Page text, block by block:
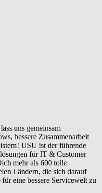
uns gemeinsam
bessere Zusammenarbeit
USU ist der führende
für IT & Customer
mehr als 600 tolle
Ländern, die sich darauf
eine bessere Servicewelt zu